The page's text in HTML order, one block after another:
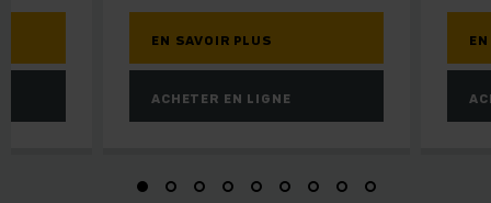
EN SAVOIR PLUS
ACHETER EN LIGNE